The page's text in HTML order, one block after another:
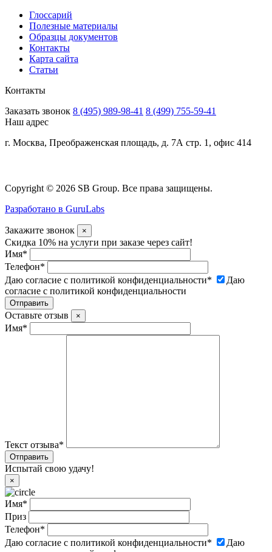
Глоссарий
Полезные материалы
Образцы документов
Контакты
Карта сайта
Статьи
Контакты
Заказать звонок 8 (495) 989-98-41 8 (499) 755-59-41
Наш адрес
г. Москва, Преображенская площадь, д. 7А стр. 1, офис 414
Copyright © 2026 SB Group. Все права защищены.
Разработано в GuruLabs
Закажите звонок ×
Скидка 10% на услуги при заказе через сайт!
Имя*
Телефон*
Даю согласие с политикой конфиденциальности*
Даю
согласие с политикой конфиденциальности
Оставьте отзыв ×
Имя*
Текст отзыва*
Испытай свою удачу!
×
Имя*
Приз
Телефон*
Даю согласие с политикой конфиденциальности*
Даю